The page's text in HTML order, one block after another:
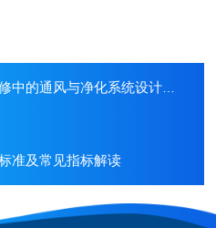
的通风与净化系统设计要点
准及常见指标解读